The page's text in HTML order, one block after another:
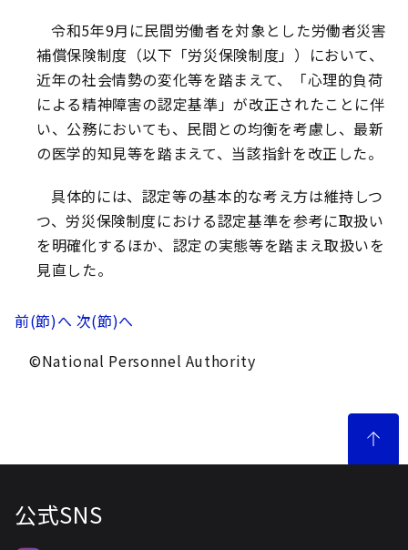
令和5年9月に民間労働者を対象とした労働者災害
補償保険制度（以下「労災保険制度」）において、
近年の社会情勢の変化等を踏まえて、「心理的負荷
による精神障害の認定基準」が改正されたことに伴
い、公務においても、民間との均衡を考慮し、最新
の医学的知見等を踏まえて、当該指針を改正した。
具体的には、認定等の基本的な考え方は維持しつ
つ、労災保険制度における認定基準を参考に取扱い
を明確化するほか、認定の実態等を踏まえ取扱いを
見直した。
前(節)へ 次(節)へ
©National Personnel Authority
公式SNS